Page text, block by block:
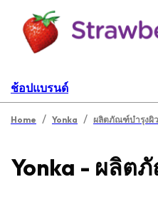
ช้อปแบรนด์
Home / Yonka / ผลิตภัณฑ์บำรุงผิว
Yonka - ผลิต